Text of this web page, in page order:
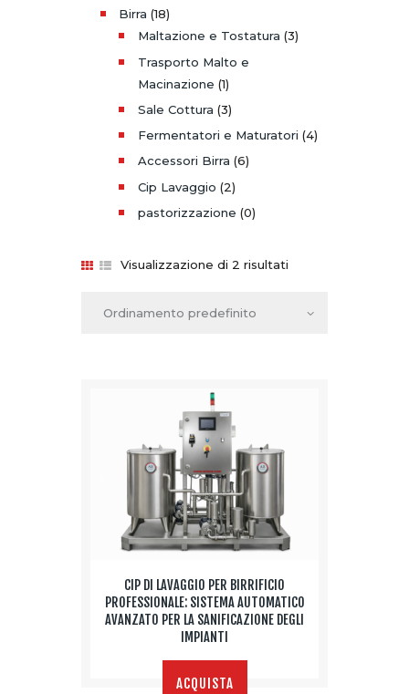
Birra (18)
Maltazione e Tostatura (3)
Trasporto Malto e
Macinazione (1)
Sale Cottura (3)
Fermentatori e Maturatori (4)
Accessori Birra (6)
Cip Lavaggio (2)
pastorizzazione (0)
Visualizzazione di 2 risultati
CIP DI LAVAGGIO PER BIRRIFICIO
PROFESSIONALE: SISTEMA AUTOMATICO
AVANZATO PER LA SANIFICAZIONE DEGLI
IMPIANTI
ACQUISTA